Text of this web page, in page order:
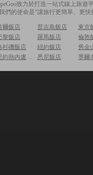
致力於打造一站式線上旅
們的使命是“讓旅行更簡單、更
爾飯店 普吉島飯店
東京
黎飯店 羅馬飯店
倫敦
杉磯飯店 紐約飯店
舊金
里約熱內盧飯店 悉尼飯店 墨爾